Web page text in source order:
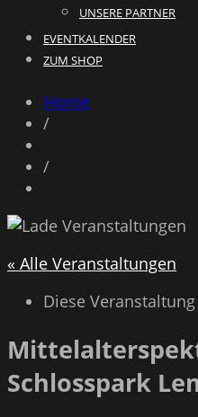
UNSERE PARTNER
EVENTKALENDER
ZUM SHOP
Home
/
/
« Alle Veranstaltungen
Diese
Schlosspark